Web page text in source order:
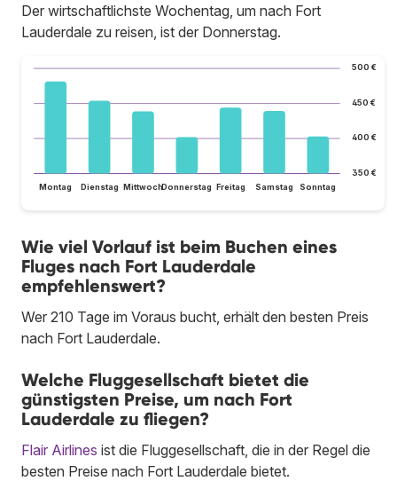
Der wirtschaftlichste Wochentag, um nach Fort
Lauderdale zu reisen, ist der Donnerstag.
350 €
400 €
450 €
500 €
Montag Dienstag MittwochDonnerstag Freitag Samstag Sonntag
Wie viel Vorlauf ist beim Buchen eines
Fluges nach Fort Lauderdale
empfehlenswert?
Wer 210 Tage im Voraus bucht, erhält den besten Preis
nach Fort Lauderdale.
Welche Fluggesellschaft bietet die
günstigsten Preise, um nach Fort
Lauderdale zu fliegen?
Flair Airlines ist die Fluggesellschaft, die in der Regel die
besten Preise nach Fort Lauderdale bietet.